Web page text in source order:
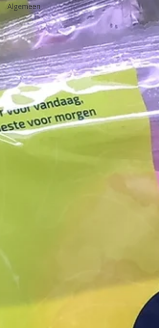
Algemeen